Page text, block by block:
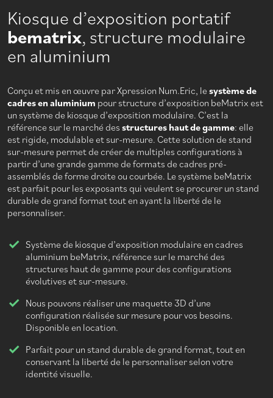
Kiosque d’exposition portatif
bematrix, structure modulaire
en aluminium
Conçu et mis en œuvre par Xpression Num.Eric, le système de
cadres en aluminium pour structure d’exposition beMatrix est
un système de kiosque d’exposition modulaire. C’est la
référence sur le marché des structures haut de gamme: elle
est rigide, modulable et sur-mesure. Cette solution de stand
sur-mesure permet de créer de multiples configurations à
partir d’une grande gamme de formats de cadres pré-
assemblés de forme droite ou courbée. Le système beMatrix
est parfait pour les exposants qui veulent se procurer un stand
durable de grand format tout en ayant la liberté de le
personnaliser.
Système de kiosque d’exposition modulaire en cadres
aluminium beMatrix, référence sur le marché des
structures haut de gamme pour des configurations
évolutives et sur-mesure.
Nous pouvons réaliser une maquette 3D d’une
configuration réalisée sur mesure pour vos besoins.
Disponible en location.
Parfait pour un stand durable de grand format, tout en
conservant la liberté de le personnaliser selon votre
identité visuelle.